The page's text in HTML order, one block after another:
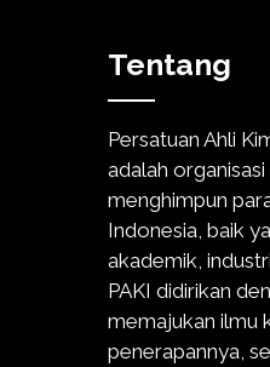
Tentang
Persatuan Ahli
adalah
menghimpun
Indonesia, baik
akademik,
PAKI didirikan
memajukan ilmu
penerapannya,